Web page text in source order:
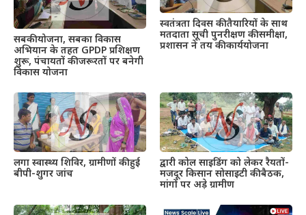
सबकी योजना, सबका विकास
अभियान के तहत GPDP प्रशिक्षण
शुरू, पंचायतों की जरूरतों पर बनेगी
विकास योजना
स्वतंत्रता दिवस की तैयारियों के साथ
मतदाता सूची पुनरीक्षण की समीक्षा,
प्रशासन ने तय की कार्ययोजना
लगा स्वास्थ्य शिविर, ग्रामीणों की हुई
बीपी-शुगर जांच
द्वारी कोल साइडिंग को लेकर रैयतों-
मजदूर किसान सोसाइटी की बैठक,
मांगों पर अड़े ग्रामीण